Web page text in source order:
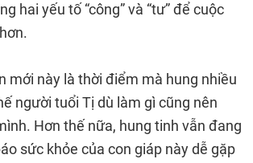
hai yếu tố “công” và “tư” để cuộc
mới này là thời điểm mà hung nhiều
người tuổi Tị dù làm gì cũng nên
Hơn thế nữa, hung tinh vẫn đang
sức khỏe của con giáp này dễ gặp